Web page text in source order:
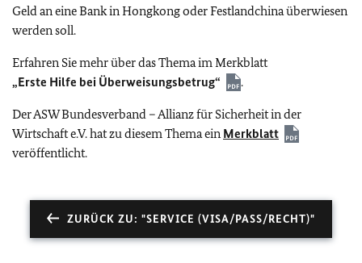
Geld an eine Bank in Hongkong oder Festlandchina überwiesen
werden soll.
Erfahren Sie mehr über das Thema im Merkblatt
„Erste Hilfe bei Überweisungsbetrug“
.
Der ASW Bundesverband – Allianz für Sicherheit in der
Wirtschaft e.V. hat zu diesem Thema ein Merkblatt
veröffentlicht.
ZURÜCK ZU: "SERVICE (VISA/PASS/RECHT)"